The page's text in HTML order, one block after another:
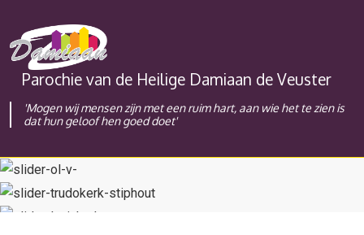
Parochie van de Heilige Damiaan de Veuster
'Mogen wij mensen zijn met een ruim hart, aan wie het te zien is
dat hun geloof hen goed doet'